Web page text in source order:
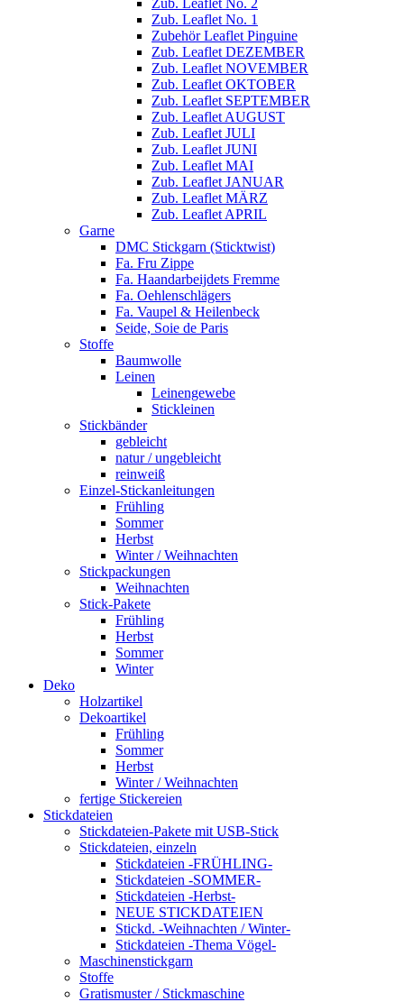
Zub. Leaflet No. 1
Zubehör Leaflet Pinguine
Zub. Leaflet DEZEMBER
Zub. Leaflet NOVEMBER
Zub. Leaflet OKTOBER
Zub. Leaflet SEPTEMBER
Zub. Leaflet AUGUST
Zub. Leaflet JULI
Zub. Leaflet JUNI
Zub. Leaflet MAI
Zub. Leaflet JANUAR
Zub. Leaflet MÄRZ
Zub. Leaflet APRIL
Garne
DMC Stickgarn (Sticktwist)
Fa. Fru Zippe
Fa. Haandarbeijdets Fremme
Fa. Oehlenschlägers
Fa. Vaupel & Heilenbeck
Seide, Soie de Paris
Stoffe
Baumwolle
Leinen
Leinengewebe
Stickleinen
Stickbänder
gebleicht
natur / ungebleicht
reinweiß
Einzel-Stickanleitungen
Frühling
Sommer
Herbst
Winter / Weihnachten
Stickpackungen
Weihnachten
Stick-Pakete
Frühling
Herbst
Sommer
Winter
Deko
Holzartikel
Dekoartikel
Frühling
Sommer
Herbst
Winter / Weihnachten
fertige Stickereien
Stickdateien
Stickdateien-Pakete mit USB-Stick
Stickdateien, einzeln
Stickdateien -FRÜHLING-
Stickdateien -SOMMER-
Stickdateien -Herbst-
NEUE STICKDATEIEN
Stickd. -Weihnachten / Winter-
Stickdateien -Thema Vögel-
Maschinenstickgarn
Stoffe
Gratismuster / Stickmaschine